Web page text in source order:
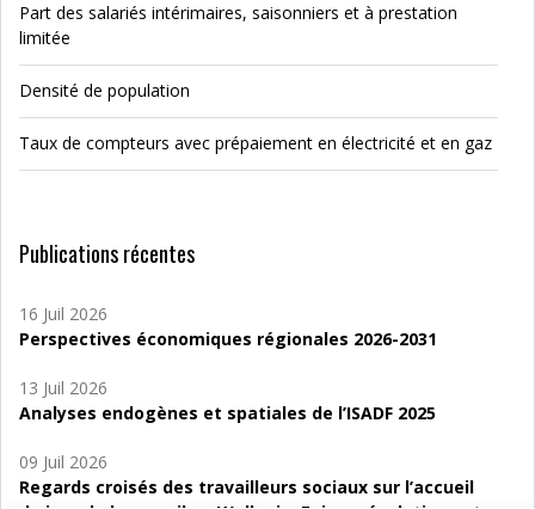
Part des salariés intérimaires, saisonniers et à prestation
limitée
Densité de population
Taux de compteurs avec prépaiement en électricité et en gaz
Publications récentes
16 Juil 2026
Perspectives économiques régionales 2026-2031
13 Juil 2026
Analyses endogènes et spatiales de l’ISADF 2025
09 Juil 2026
Regards croisés des travailleurs sociaux sur l’accueil